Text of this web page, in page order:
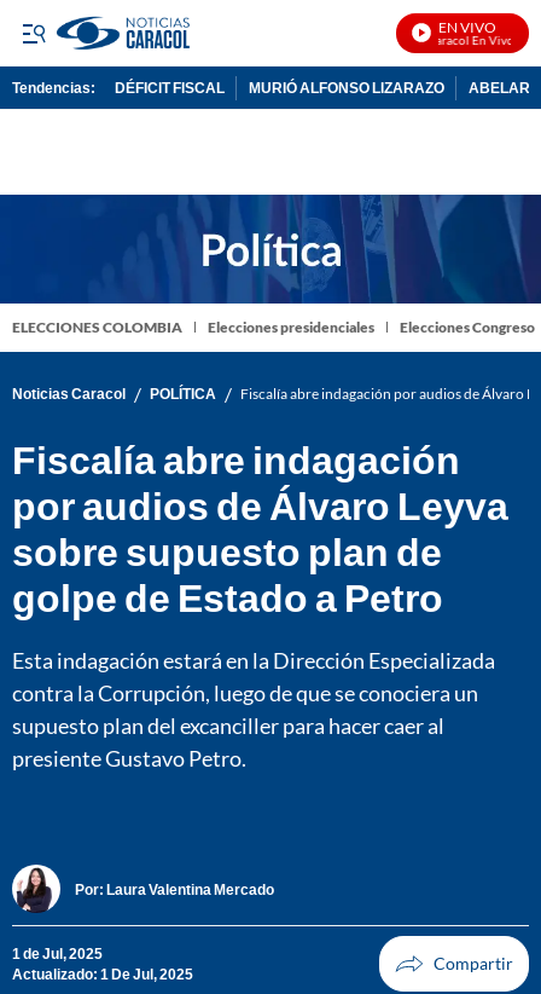
EN VIVO
Noticias Caracol En Vivo
Tendencias: DÉFICIT FISCAL MURIÓ ALFONSO LIZARAZO
ELECCIONES COLOMBIA Elecciones presidenciales Elecciones Congreso
Noticias Caracol / POLÍTICA / Fiscalía abre indagación por audios de Álvaro
Fiscalía abre indagación
por audios de Álvaro Leyva
sobre supuesto plan de
golpe de Estado a Petro
Esta indagación estará en la Dirección Especializada
contra la Corrupción, luego de que se conociera un
supuesto plan del excanciller para hacer caer al
presiente Gustavo Petro.
Por: Laura Valentina Mercado
1 de Jul, 2025
Actualizado: 1 De Jul, 2025